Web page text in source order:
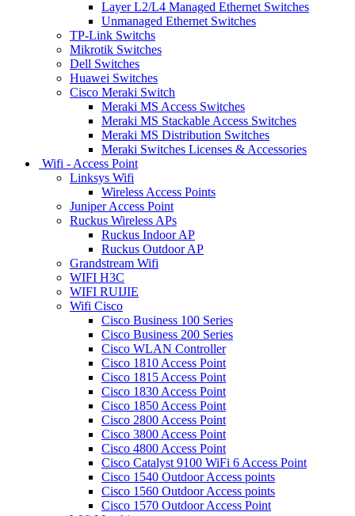
Layer L2/L4 Managed Ethernet Switches
Unmanaged Ethernet Switches
TP-Link Switchs
Mikrotik Switches
Dell Switches
Huawei Switches
Cisco Meraki Switch
Meraki MS Access Switches
Meraki MS Stackable Access Switches
Meraki MS Distribution Switches
Meraki Switches Licenses & Accessories
Wifi - Access Point
Linksys Wifi
Wireless Access Points
Juniper Access Point
Ruckus Wireless APs
Ruckus Indoor AP
Ruckus Outdoor AP
Grandstream Wifi
WIFI H3C
WIFI RUIJIE
Wifi Cisco
Cisco Business 100 Series
Cisco Business 200 Series
Cisco WLAN Controller
Cisco 1810 Access Point
Cisco 1815 Access Point
Cisco 1830 Access Point
Cisco 1850 Access Point
Cisco 2800 Access Point
Cisco 3800 Access Point
Cisco 4800 Access Point
Cisco Catalyst 9100 WiFi 6 Access Point
Cisco 1540 Outdoor Access points
Cisco 1560 Outdoor Access points
Cisco 1570 Outdoor Access Point